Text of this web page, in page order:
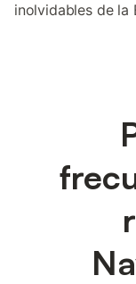
inolvidables de la